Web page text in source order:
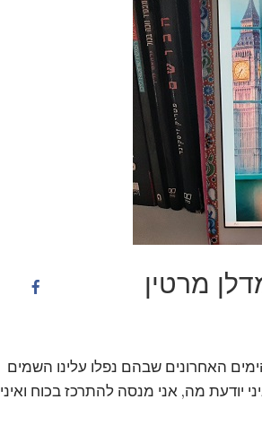
מרטין
האחרונים שבהם נפלו עלינו השמים
יודעת מה, אני מנסה להתרכז בכוח ואיני